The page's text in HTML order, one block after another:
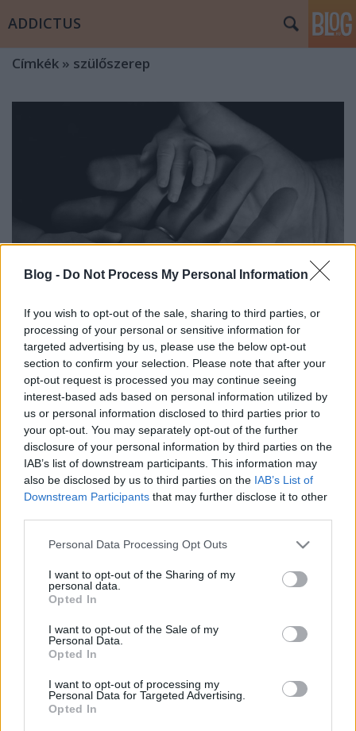
Blog - Do Not Process My Personal Information
If you wish to opt-out of the sale, sharing to third parties, or
processing of your personal or sensitive information for
targeted advertising by us, please use the below opt-out
section to confirm your selection. Please note that after your
opt-out request is processed you may continue seeing
interest-based ads based on personal information utilized by
us or personal information disclosed to third parties prior to
your opt-out. You may separately opt-out of the further
disclosure of your personal information by third parties on the
IAB’s list of downstream participants. This information may
also be disclosed by us to third parties on the IAB’s List of
Downstream Participants that may further disclose it to other
Please note that this website/app uses one or more Google
not limited to your visit or usage behaviour. You may click to
grant or deny consent to Google and its third-party tags to
use your data for below specified purposes in below Google
consent section.
Personal Data Processing Opt Outs
I want to opt-out of the Sharing of my
personal data.
Opted In
I want to opt-out of the Sale of my
Personal Data.
Opted In
I want to opt-out of processing my
Personal Data for Targeted Advertising.
Opted In
ADDICTUS
Címkék » szülőszerep
Mindennapi kríziseink, I. rész – a
családi krízisek nyomában
Papp Éva Mária•2019. augusztus 04.
Számos szakkifejezés létezik, melyeket nap mint nap
használunk, része közös szókincsünknek, mégsem
teljesen egyértelmű, hogy mit is értünk rajtuk. Ilyen
például a krízis fogalma. Mit is nevezünk
pszichológiai szempontból krízisnek? Melyek a
leggyakoribb krízisek a családok életében? Honnan
lehet…